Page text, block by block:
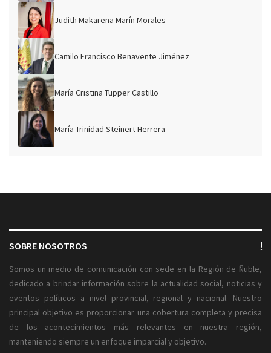
Judith Makarena Marín Morales
Camilo Francisco Benavente Jiménez
María Cristina Tupper Castillo
María Trinidad Steinert Herrera
SOBRE NOSOTROS
Somos un medio de comunicación con sede en la Región de Ñuble,
dedicado a brindar información sobre la actualidad social, noticias y
eventos políticos a nivel provincial, regional y nacional. Nuestro
principal objetivo es proporcionar una cobertura completa y precisa
de los acontecimientos más relevantes en nuestra región,
manteniendo siempre un enfoque imparcial y objetivo.